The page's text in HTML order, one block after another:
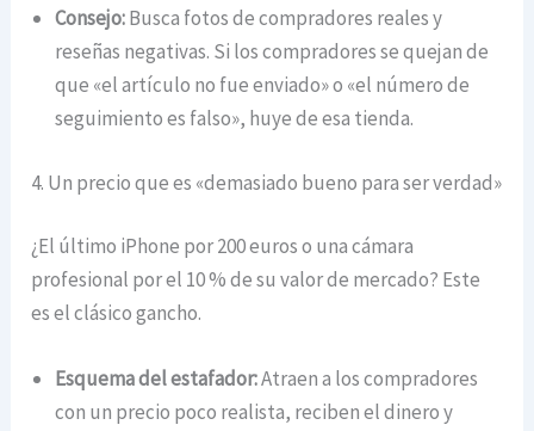
Consejo:Busca fotos de compradores reales y
reseñas negativas. Si los compradores se quejan de
que «el artículo no fue enviado» o «el número de
seguimiento es falso», huye de esa tienda.
4. Un precio que es «demasiado bueno para ser verdad»
¿El último iPhone por 200 euros o una cámara
profesional por el 10 % de su valor de mercado? Este
es el clásico gancho.
Esquema del estafador:Atraen a los compradores
con un precio poco realista, reciben el dinero y